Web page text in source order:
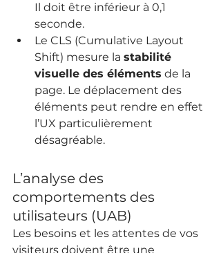
Il doit être inférieur à 0,1
seconde.
Le CLS (Cumulative Layout
Shift) mesure la stabilité
visuelle des éléments de la
page. Le déplacement des
éléments peut rendre en effet
l’UX particulièrement
désagréable.
L’analyse des
comportements des
utilisateurs (UAB)
Les besoins et les attentes de vos
visiteurs doivent être une